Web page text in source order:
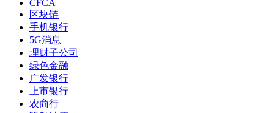
CFCA
区块链
手机银行
5G消息
理财子公司
绿色金融
广发银行
上市银行
农商行